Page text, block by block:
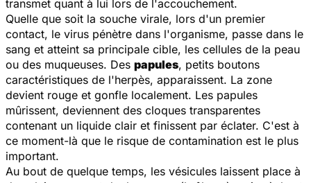
transmet quant à lui lors de l'accouchement.
Quelle que soit la souche virale, lors d'un premier
contact, le virus pénètre dans l'organisme, passe dans le
sang et atteint sa principale cible, les cellules de la peau
ou des muqueuses. Des papules, petits boutons
caractéristiques de l'herpès, apparaissent. La zone
devient rouge et gonfle localement. Les papules
mûrissent, deviennent des cloques transparentes
contenant un liquide clair et finissent par éclater. C'est à
ce moment-là que le risque de contamination est le plus
important.
Au bout de quelque temps, les vésicules laissent place à